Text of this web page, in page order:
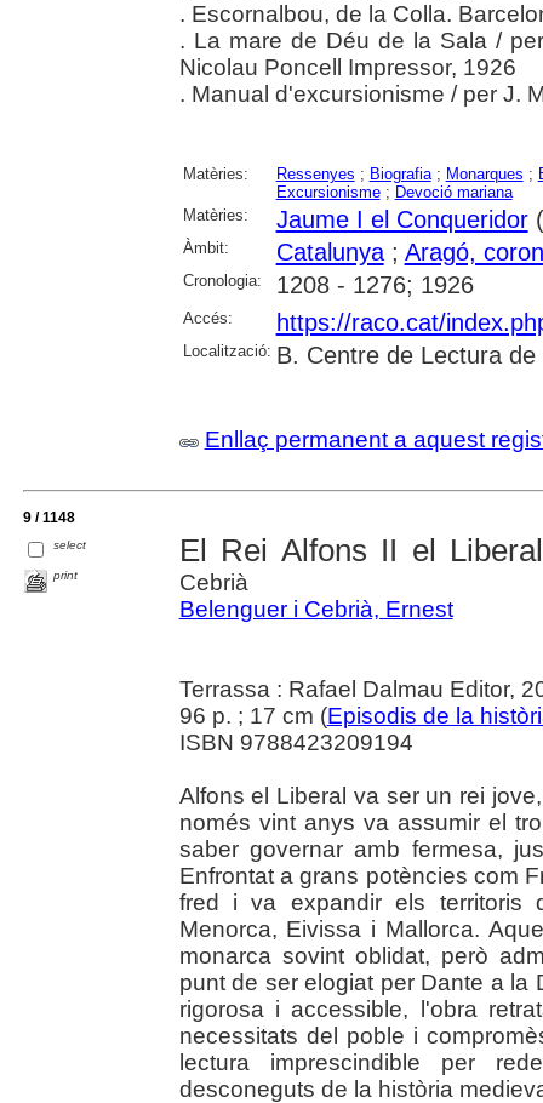
. Escornalbou, de la Colla.
. La mare de Déu de la Sala /
Nicolau Poncell Impressor, 1926
. Manual d'excursionisme / per J.
Matèries: Ressenyes ; Biografia; Monarques ;
Excursionisme; Devoció mariana
Matèries:
Jaume I el Conqueridor
Àmbit: Catalunya; Aragó,
Cronologia: 1208 - 1276; 1926
Accés: https://raco.cat/
Localització: B. Centre de Lectura de
Enllaç permanent a aquest
9 / 1148
select
print
El Rei Alfons II el
Cebrià
Belenguer i Cebrià, Ernest
Terrassa : Rafael Dalmau Editor,
96 p. ; 17 cm (Episodis de la
ISBN 9788423209194
Alfons el Liberal va ser un rei
només vint anys va assumir el
saber governar amb fermesa,
Enfrontat a grans potències com
fred i va expandir els territoris
Menorca, Eivissa i Mallorca.
monarca sovint oblidat, però
punt de ser elogiat per Dante a la
rigorosa i accessible, l'obra
necessitats del poble i
lectura imprescindible per
desconeguts de la història